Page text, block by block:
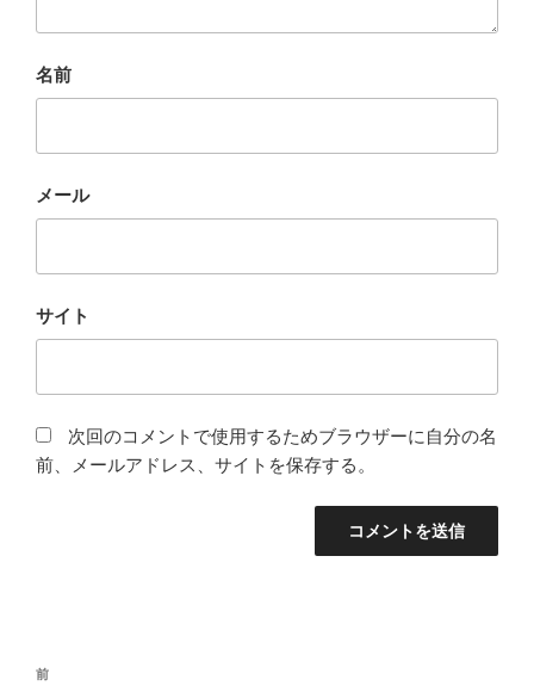
名前
メール
サイト
次回のコメントで使用するためブラウザーに自分の名
前、メールアドレス、サイトを保存する。
投
前
前